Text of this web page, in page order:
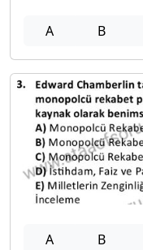
A B
A B